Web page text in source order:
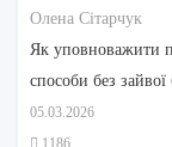
Олена Сітарчук
Як уповноважити
способи без зайвої
05.03.2026
1186